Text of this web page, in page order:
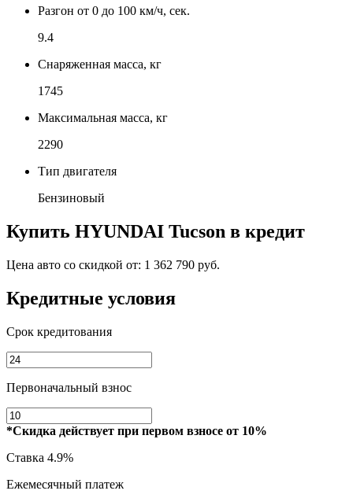
Разгон от 0 до 100 км/ч, сек.
9.4
Снаряженная масса, кг
1745
Максимальная масса, кг
2290
Тип двигателя
Бензиновый
Купить HYUNDAI Tucson в кредит
Цена авто со скидкой от: 1 362 790 руб.
Кредитные условия
Срок кредитования
Первоначальный взнос
*Скидка действует при первом взносе от 10%
Ставка 4.9%
Ежемесячный платеж